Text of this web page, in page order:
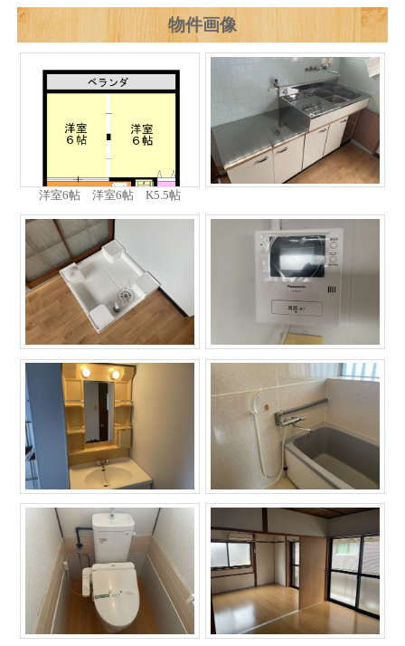
物件画像
洋室6帖 洋室6帖 K5.5帖